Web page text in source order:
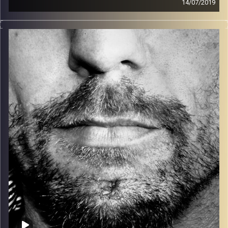
14/07/2019
זיפים, מוזיקה מחוספסת של הופעות חיות. הרבה ג'אם, רוק,
בלוז, bluegrass, ג'אז, Fאנק, פרוגרסיב ואפילו אלקטרוניקה.
כל מה שחי, אמיתי ונושם.
עם שמוליק רגב.
קרדיט תמונות: David Goehring